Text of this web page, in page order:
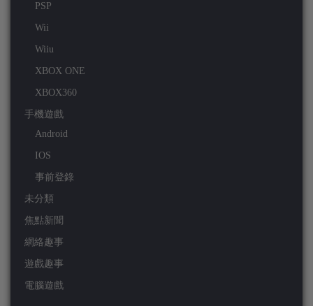
PSP
Wii
Wiiu
XBOX ONE
XBOX360
手機遊戲
Android
IOS
事前登錄
未分類
焦點新聞
網絡趣事
遊戲趣事
電腦遊戲